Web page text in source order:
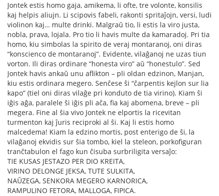
Jontek estis homo gaja, amikema, li ofte, tre volonte, konsilis
kaj helpis aliujn. Li scipovis fabeli, rakonti spritaĵojn, versi, ludi
violinon kaj… multe drinki. Malgraŭ tio, li estis la viro justa,
nobla, prava, lojala. Pro tio li havis multe da kamaradoj. Pri tia
homo, kiu simbolas la spirito de veraj montaranoj, oni diras
“konscienco de montaranoj”. Evidente, vilaĝanoj ne uzas tiun
vorton. Ili diras ordinare “honesta viro” aŭ “honestulo”. Sed
Jontek havis ankaŭ unu aflikton – pli oldan edzinon, Manjan,
kiu estis ordinara megero. Senĉese ŝi “ĉarpentis kejlon sur lia
kapo” (tiel oni diras vilaĝe pri konduto de tia virino). Kiam ŝi
iĝis aĝa, paralele ŝi iĝis pli aĉa, fia kaj abomena, breve – pli
megera. Fine al ŝia vivo Jontek ne elportis la ricevitan
turmenton kaj ĵuris reciproki al ŝi. Kaj li estis homo
malcedema! Kiam la edzino mortis, post enterigo de ŝi, la
vilaĝanoj ekvidis sur ŝia tombo, kiel la steleon, porkofiguran
tranĉtabulon el fago kun ĉisuba surbriligita versaĵo:
TIE KUSAS JESTAZO PER DIO KREITA,
VIRINO DELONGE JEKSA, TUTE SULKITA,
NAŬZEGA, SENKORA MEGERO KARNORICA,
RAMPULINO FETORA, MALLOGA, FIPICA.